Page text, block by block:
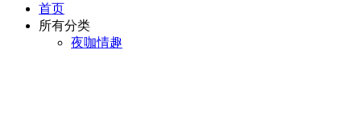
首页
所有分类
夜咖情趣